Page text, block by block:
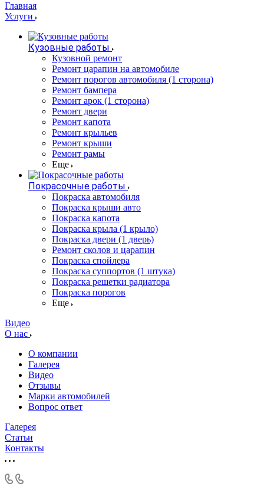
Главная
Услуги
Кузовные работы
Кузовной ремонт
Ремонт царапин на автомобиле
Ремонт порогов автомобиля (1 сторона)
Ремонт бампера
Ремонт арок (1 сторона)
Ремонт двери
Ремонт капота
Ремонт крыльев
Ремонт крыши
Ремонт рамы
Еще
Покрасочные работы
Покраска автомобиля
Покраска крыши авто
Покраска капота
Покраска крыла (1 крыло)
Покраска двери (1 дверь)
Ремонт сколов и царапин
Покраска спойлера
Покраска суппортов (1 штука)
Покраска решетки радиатора
Покраска порогов
Еще
Видео
О нас
О компании
Галерея
Видео
Отзывы
Марки автомобилей
Вопрос ответ
Галерея
Статьи
Контакты